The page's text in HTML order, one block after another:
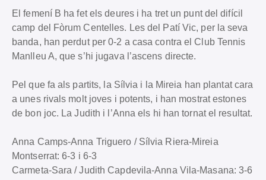
El femení B ha fet els deures i ha tret un punt del difícil
camp del Fòrum Centelles. Les del Patí Vic, per la seva
banda, han perdut per 0-2 a casa contra el Club Tennis
Manlleu A, que s’hi jugava l’ascens directe.
Pel que fa als partits, la Sílvia i la Mireia han plantat cara
a unes rivals molt joves i potents, i han mostrat estones
de bon joc. La Judith i l’Anna els hi han tornat el resultat.
Anna Camps-Anna Triguero / Sílvia Riera-Mireia
Montserrat: 6-3 i 6-3
Carmeta-Sara / Judith Capdevila-Anna Vila-Masana: 3-6